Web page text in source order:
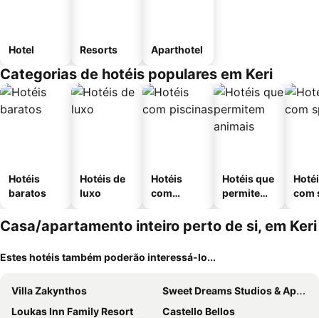
Hotel Resorts Aparthotel
Categorias de hotéis populares em Keri
Hotéis
baratos
Hotéis de
luxo
Hotéis
com
Hotéis que
permitem
com
Casa/apartamento inteiro perto de si, em Keri
Estes hotéis também poderão interessá-lo...
Villa Zakynthos
Sweet Dreams Studios & Apartment
Loukas Inn Family Resort
Castello Bellos